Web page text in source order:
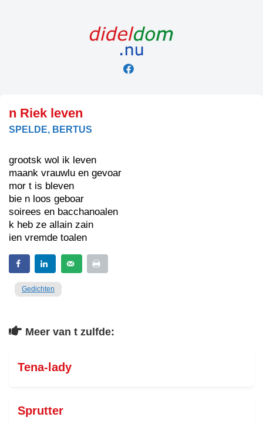
n Riek leven
SPELDE, BERTUS
grootsk wol ik leven
maank vrauwlu en gevoar
mor t is bleven
bie n loos geboar
soirees en bacchanoalen
k heb ze allain zain
ien vremde toalen
Gedichten
Meer van t zulfde:
Tena-lady
Sprutter